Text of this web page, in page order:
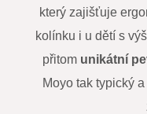
který zajišťuje
kolínku i u dětí s
přitom unikátní
Moyo tak typický